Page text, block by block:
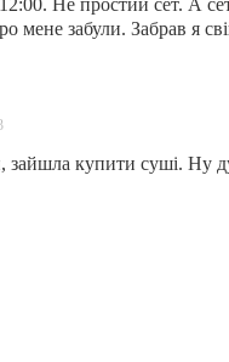
Не простий сет. А
мене забули. Забрав я
зайшла купити суші. Ну